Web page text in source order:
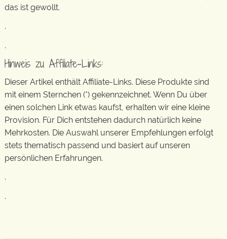
das ist gewollt.
.
.
Hinweis zu Affiliate-Links:
Dieser Artikel enthält Affiliate-Links. Diese Produkte sind
mit einem Sternchen (*) gekennzeichnet. Wenn Du über
einen solchen Link etwas kaufst, erhalten wir eine kleine
Provision. Für Dich entstehen dadurch natürlich keine
Mehrkosten. Die Auswahl unserer Empfehlungen erfolgt
stets thematisch passend und basiert auf unseren
persönlichen Erfahrungen.
.
.